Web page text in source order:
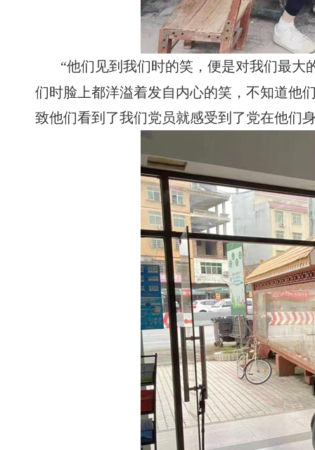
“他们见到我们时的笑，便是对我们最
们时脸上都洋溢着发自内心的笑，不知道他
致他们看到了我们党员就感受到了党在他们